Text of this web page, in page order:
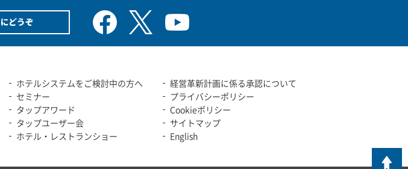
ホテルシステムをご検討中の方へ
セミナー
タップアワード
タップユーザー会
ホテル・レストランショー
経営革新計画に係る承認について
プライバシーポリシー
Cookieポリシー
サイトマップ
English